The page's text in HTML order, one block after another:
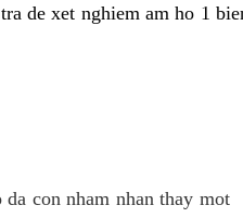
de xet nghiem am ho 1
con nham nhan thay mot